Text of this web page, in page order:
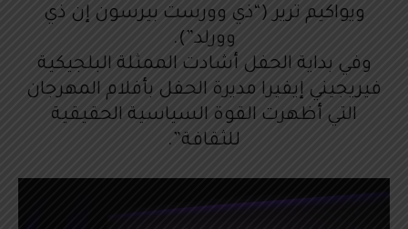
ويواكيم ترير (“ذي وورست بيرسون إن ذي
وورلد”).
وفي بداية الحفل أشادت الممثلة البلجيكية
فيريجيني إيفيرا مديرة الحفل بأفلام المهرجان
التي أظهرت القوة السياسية الحقيقية
للثقافة”.